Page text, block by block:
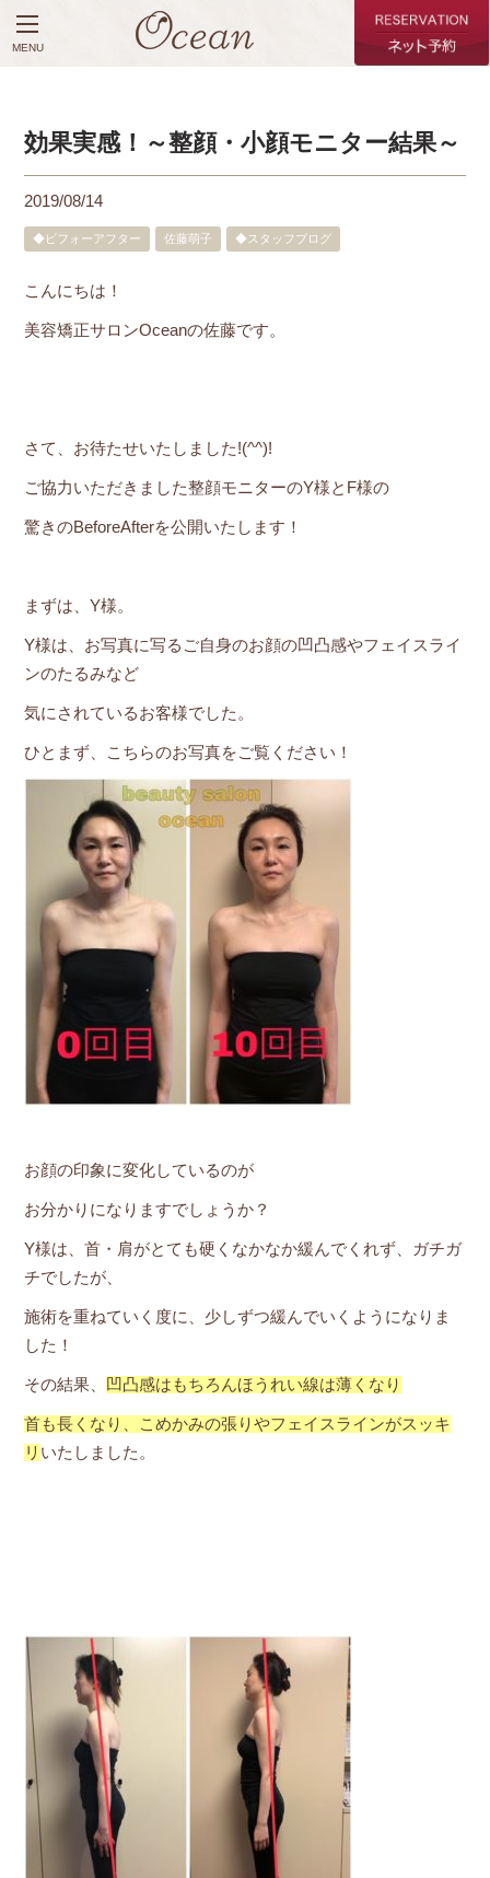
MENU
効果実感！～整顔・小顔モニター結果～
2019/08/14
◆ビフォーアフター 佐藤萌子 ◆スタッフブログ
こんにちは！
美容矯正サロンOceanの佐藤です。
さて、お待たせいたしました!(^^)!
ご協力いただきました整顔モニターのY様とF様の
驚きのBeforeAfterを公開いたします！
まずは、Y様。
Y様は、お写真に写るご自身のお顔の凹凸感やフェイスライ
ンのたるみなど
気にされているお客様でした。
ひとまず、こちらのお写真をご覧ください！
お顔の印象に変化しているのが
お分かりになりますでしょうか？
Y様は、首・肩がとても硬くなかなか緩んでくれず、ガチガ
チでしたが、
施術を重ねていく度に、少しずつ緩んでいくようになりま
した！
その結果、 凹凸感はもちろんほうれい線は薄くなり
首も長くなり、こめかみの張りやフェイスラインがスッキ
リ いたしました。